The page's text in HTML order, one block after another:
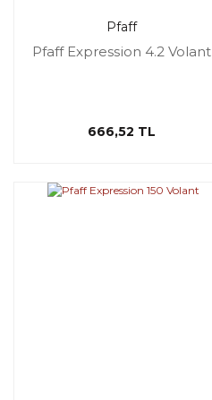
Pfaff
Pfaff Expression 4.2 Volant
666,52 TL